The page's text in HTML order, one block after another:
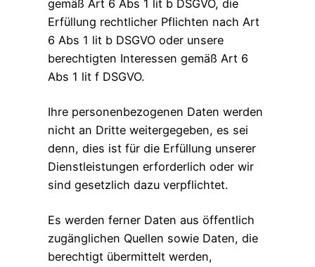
gemäß Art 6 Abs 1 lit b DSGVO, die
Erfüllung rechtlicher Pflichten nach Art
6 Abs 1 lit b DSGVO oder unsere
berechtigten Interessen gemäß Art 6
Abs 1 lit f DSGVO.
Ihre personenbezogenen Daten werden
nicht an Dritte weitergegeben, es sei
denn, dies ist für die Erfüllung unserer
Dienstleistungen erforderlich oder wir
sind gesetzlich dazu verpflichtet.
Es werden ferner Daten aus öffentlich
zugänglichen Quellen sowie Daten, die
berechtigt übermittelt werden,